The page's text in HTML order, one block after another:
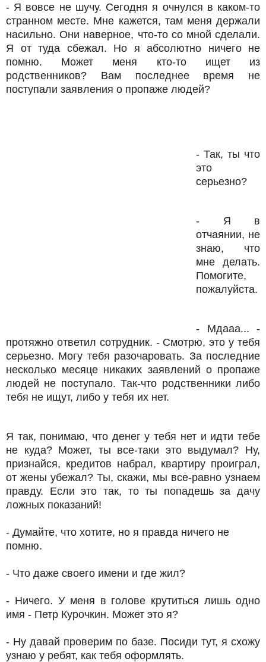
- Я вовсе не шучу. Сегодня я очнулся в каком-то
странном месте. Мне кажется, там меня держали
насильно. Они наверное, что-то со мной сделали.
Я от туда сбежал. Но я абсолютно ничего не
помню. Может меня кто-то ищет из
родственников? Вам последнее время не
поступали заявления о пропаже людей?
- Так, ты что
это
серьезно?
- Я в
отчаянии, не
знаю, что
мне делать.
Помогите,
пожалуйста.
- Мдааа... -
протяжно ответил сотрудник. - Смотрю, это у тебя
серьезно. Могу тебя разочаровать. За последние
несколько месяце никаких заявлений о пропаже
людей не поступало. Так-что родственники либо
тебя не ищут, либо у тебя их нет.
Я так, понимаю, что денег у тебя нет и идти тебе
не куда? Может, ты все-таки это выдумал? Ну,
признайся, кредитов набрал, квартиру проиграл,
от жены убежал? Ты, скажи, мы все-равно узнаем
правду. Если это так, то ты попадешь за дачу
ложных показаний!
- Думайте, что хотите, но я правда ничего не
помню.
- Что даже своего имени и где жил?
- Ничего. У меня в голове крутиться лишь одно
имя - Петр Курочкин. Может это я?
- Ну давай проверим по базе. Посиди тут, я схожу
узнаю у ребят, как тебя оформлять.